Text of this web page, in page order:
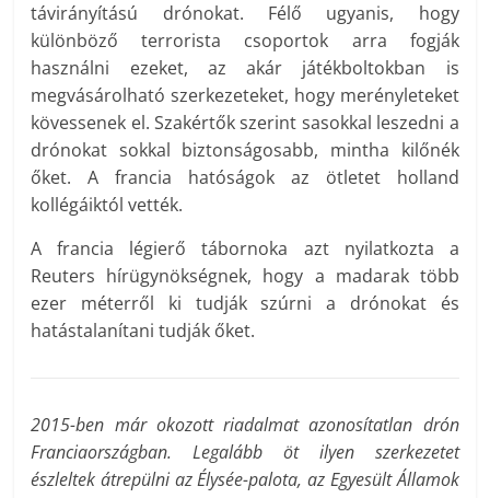
távirányítású drónokat. Félő ugyanis, hogy
különböző terrorista csoportok arra fogják
használni ezeket, az akár játékboltokban is
megvásárolható szerkezeteket, hogy merényleteket
kövessenek el. Szakértők szerint sasokkal leszedni a
drónokat sokkal biztonságosabb, mintha kilőnék
őket. A francia hatóságok az ötletet holland
kollégáiktól vették.
A francia légierő tábornoka azt nyilatkozta a
Reuters hírügynökségnek, hogy a madarak több
ezer méterről ki tudják szúrni a drónokat és
hatástalanítani tudják őket.
2015-ben már okozott riadalmat azonosítatlan drón
Franciaországban. Legalább öt ilyen szerkezetet
észleltek átrepülni az Élysée-palota, az Egyesült Államok